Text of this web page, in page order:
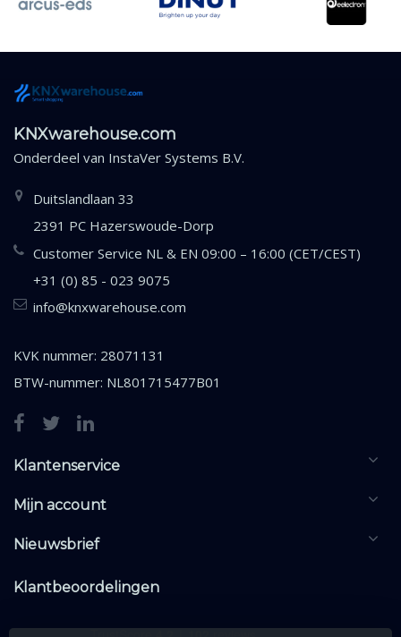
KNXwarehouse.com
Onderdeel van InstaVer Systems B.V.
Duitslandlaan 33
2391 PC Hazerswoude-Dorp
Customer Service NL & EN 09:00 – 16:00 (CET/CEST)
+31 (0) 85 - 023 9075
info@knxwarehouse.com
KVK nummer: 28071131
BTW-nummer: NL801715477B01
Klantenservice
Mijn account
Nieuwsbrief
Klantbeoordelingen